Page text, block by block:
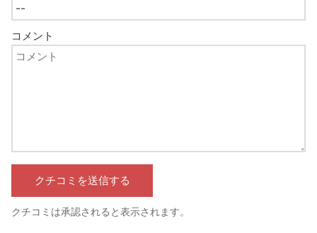
コメント
クチコミは承認されると表示されます。